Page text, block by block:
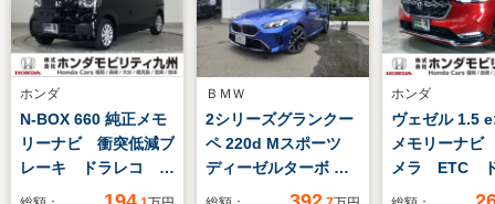
ホンダ
N-BOX 660 純正メモ
リーナビ 衝突低減ブ
レーキ ドラレコ リ
アカメラ 両側電動ス
ＢＭＷ
2シリーズグランクー
ペ 220d Mスポーツ
ディーゼルターボ 認
定中古車 弊社デモカ
ホンダ
ヴェゼル 1.5
メモリーナ
メラ ETC